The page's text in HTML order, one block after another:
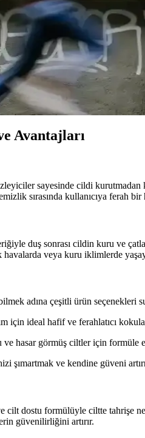
seçin. Güvenlik ve eğlenceyi
ve Doğal Çözümlerle
güvenilir bebek gaz ilaçları
ve Pratik Çözümlerle
araçlarıyla bebeklerin hassas
Avantajları
sayesinde cildi kurutmadan
sırasında kullanıcıya ferah bir
duş sonrası cildin kuru ve
veya kuru iklimlerde
adına çeşitli ürün seçenekleri
için ideal hafif ve ferahlatıcı
hasar görmüş ciltler için formüle
şımartmak ve kendine güveni
dostu formülüyle ciltte tahrişe
güvenilirliğini artırır.